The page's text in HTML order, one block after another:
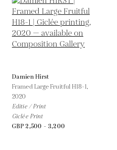
Damien Hirst
Framed Large Fruitful H18-1,
2020
Editie / Print
Giclée Print
GBP 2,500 - 3,200